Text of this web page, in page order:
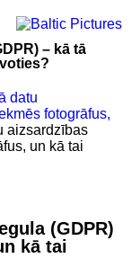
– kā tā
datu
fotogrāfus,
aizsardzības
un kā tai
(GDPR)
kā tai